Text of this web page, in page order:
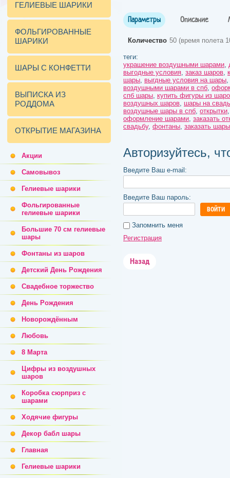
ГЕЛИЕВЫЕ ШАРИКИ
ФОЛЬГИРОВАННЫЕ
ШАРИКИ
ШАРЫ С КОНФЕТТИ
ВЫПИСКА ИЗ
РОДДОМА
ОТКРЫТИЕ МАГАЗИНА
Акции
Самовывоз
Гелиевые шарики
Фольгированные
гелиевые шарики
Большие 70 см гелиевые
шары
Фонтаны из шаров
Детский День Рождения
Свадебное торжество
День Рождения
Новорождённым
Любовь
8 Марта
Цифры из воздушных
шаров
Коробка сюрприз с
шарами
Ходячие фигуры
Декор бабл шары
Главная
Гелиевые шарики
Параметры Описание
Количество 50 (время полета
теги:
украшение воздушными шарами,
выгодные условия, заказ шаров,
шары, выгдные условия на шары,
воздушными шарами в спб,
спб шары, купить фигуры из
воздушных шаров, шары на
воздушные шары в спб, открытки
оформление шарами, заказать
свадьбу, фонтаны, заказать шары
Авторизуйтесь,
Введите Ваш e-mail:
Введите Ваш пароль:
ВОЙТИ
Запомнить меня
Регистрация
Назад